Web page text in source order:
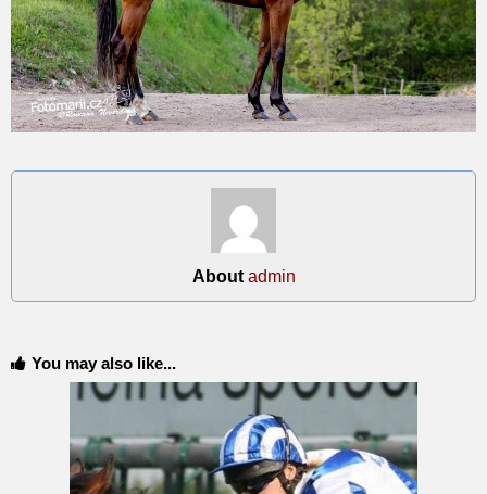
About admin
You may also like...